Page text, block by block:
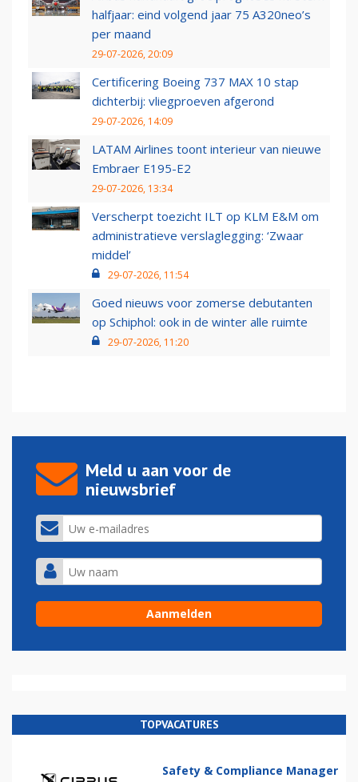
halfjaar: eind volgend jaar 75 A320neo’s
per maand
29-07-2026, 20:09
Certificering Boeing 737 MAX 10 stap
dichterbij: vliegproeven afgerond
29-07-2026, 14:09
LATAM Airlines toont interieur van nieuwe
Embraer E195-E2
29-07-2026, 13:34
Verscherpt toezicht ILT op KLM E&M om
administratieve verslaglegging: ‘Zwaar
middel’
29-07-2026, 11:54
Goed nieuws voor zomerse debutanten
op Schiphol: ook in de winter alle ruimte
29-07-2026, 11:20
Meld u aan voor de
nieuwsbrief
TOPVACATURES
Safety & Compliance Manager